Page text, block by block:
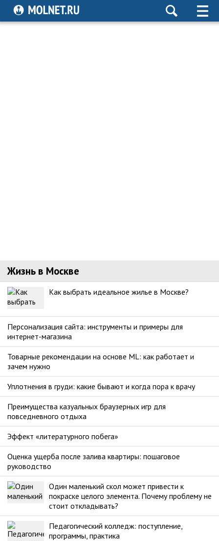
Жизнь в Москве
Как выбрать идеальное жилье в Москве?
Персонализация сайта: инструменты и примеры для
интернет-магазина
Товарные рекомендации на основе ML: как работает и
зачем нужно
Уплотнения в груди: какие бывают и когда пора к врачу
Преимущества казуальных браузерных игр для
повседневного отдыха
Эффект «литературного побега»
Оценка ущерба после залива квартиры: пошаговое
руководство
Один маленький скол может привести к
покраске целого элемента. Почему проблему не
стоит откладывать?
Педагогический колледж: поступление,
программы, практика